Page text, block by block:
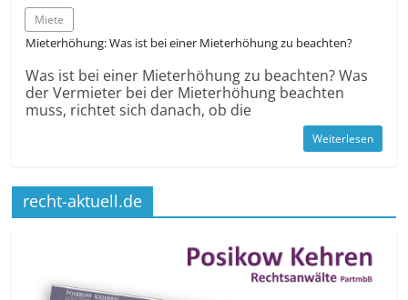
Miete
Mieterhöhung: Was ist bei einer Mieterhöhung zu beachten?
Was ist bei einer Mieterhöhung zu beachten? Was
der Vermieter bei der Mieterhöhung beachten
muss, richtet sich danach, ob die
Weiterlesen
recht-aktuell.de